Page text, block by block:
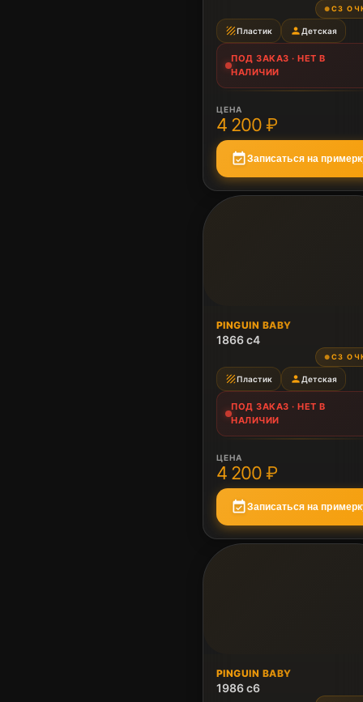
● СЗ
textureПластик person Детская
ПОД ЗАКАЗ · НЕТ В
НАЛИЧИИ
ЦЕНА
4 200 ₽
event_availableЗаписаться на
ПОД ЗАКАЗ
Нет в наличии
PINGUIN BABY
1866 c4
● СЗ
textureПластик person Детская
ПОД ЗАКАЗ · НЕТ В
НАЛИЧИИ
ЦЕНА
4 200 ₽
event_availableЗаписаться на
ПОД ЗАКАЗ
Нет в наличии
PINGUIN BABY
1986 c6